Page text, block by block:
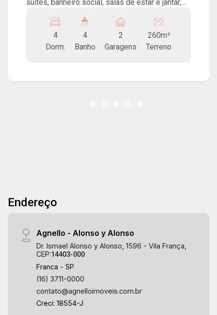
suítes, banheiro social, salas de estar e jantar,
vagas de garagem cobertas.
4
Dorm.
4
Banho
2
Garagens
260m²
Terreno
Endereço
Agnello - Alonso y Alonso
Dr. Ismael Alonso y Alonso, 1596 - Vila França,
CEP:14403-000
Franca - SP
(16) 3711-0000
contato@agnelloimoveis.com.br
Creci: 18554-J